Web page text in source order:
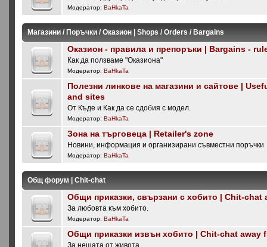
Модератор:BaHkaTa
Магазини / Поръчки / Оказион | Shops / Orders / Bargains
Оказион - правила и препоръки | Bargains -
Как да ползваме "Оказиона"
Модератор:BaHkaTa
Полезни линкове на магазини и сайтове |
and sites
От Къде и Как да се сдобия с модел.
Модератор:BaHkaTa
Зона на търговеца | Retailer's zone
Новини, информация и организирани съвместни поръчки
Модератор:BaHkaTa
Общ форум | Chit-chat
Общи приказки, свързани с хобито | Chit-chat
За любовта към хобито.
Модератор:BaHkaTa
Общи приказки извън хобито | Chit-chat away
За нещата от живота.